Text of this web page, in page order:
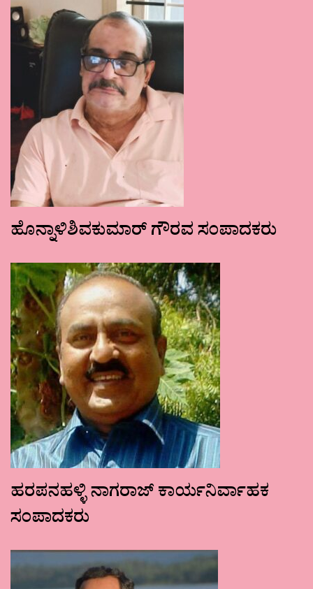
ಹೊನ್ನಾಳಿಶಿವಕುಮಾರ್ ಗೌರವ ಸಂಪಾದಕರು
ಹರಪನಹಳ್ಳಿ ನಾಗರಾಜ್ ಕಾರ್ಯನಿರ್ವಾಹಕ
ಸಂಪಾದಕರು